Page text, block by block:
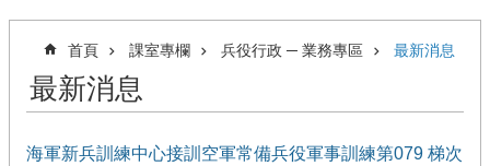
首頁 課室專欄 兵役行政 ─ 業務專區 最新消息
最新消息
海軍新兵訓練中心接訓空軍常備兵役軍事訓練第079 梯次